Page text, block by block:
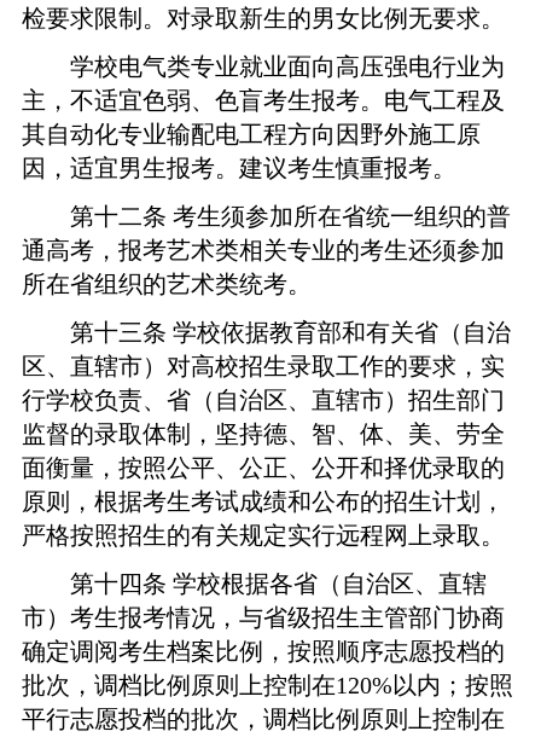
检要求限制。对录取新生的男女比例无要求。
学校电气类专业就业面向高压强电行业为
主，不适宜色弱、色盲考生报考。电气工程及
其自动化专业输配电工程方向因野外施工原
因，适宜男生报考。建议考生慎重报考。
第十二条 考生须参加所在省统一组织的普
通高考，报考艺术类相关专业的考生还须参加
所在省组织的艺术类统考。
第十三条 学校依据教育部和有关省（自治
区、直辖市）对高校招生录取工作的要求，实
行学校负责、省（自治区、直辖市）招生部门
监督的录取体制，坚持德、智、体、美、劳全
面衡量，按照公平、公正、公开和择优录取的
原则，根据考生考试成绩和公布的招生计划，
严格按照招生的有关规定实行远程网上录取。
第十四条 学校根据各省（自治区、直辖
市）考生报考情况，与省级招生主管部门协商
确定调阅考生档案比例，按照顺序志愿投档的
批次，调档比例原则上控制在120%以内；按照
平行志愿投档的批次，调档比例原则上控制在